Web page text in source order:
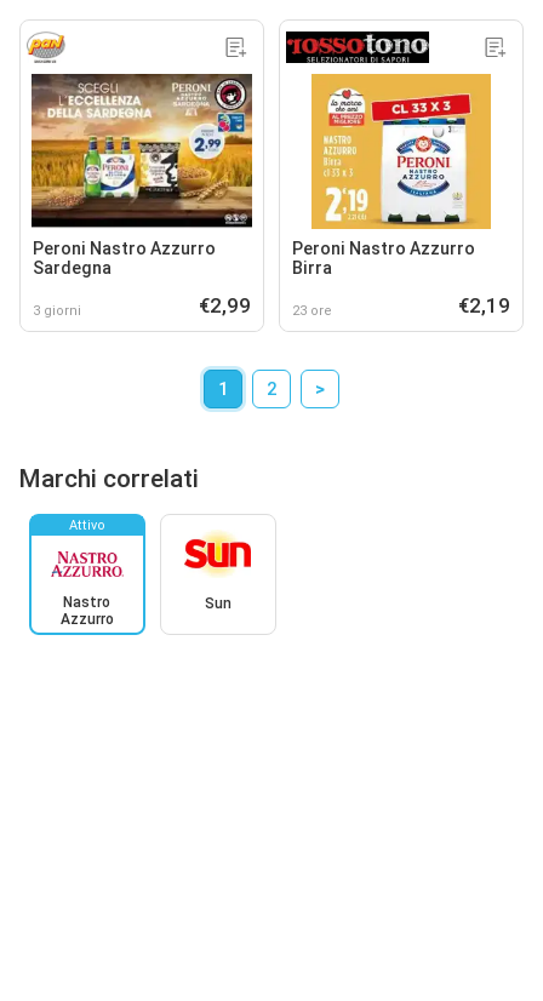
Peroni Nastro Azzurro
Sardegna
3 giorni €2,99
Peroni Nastro Azzurro
Birra
23 ore €2,19
1 2 >
Marchi correlati
Attivo
Nastro
Azzurro
Sun